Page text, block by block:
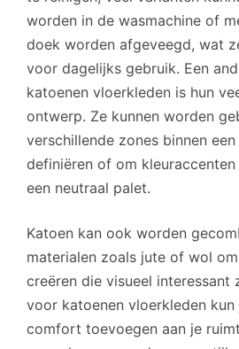
worden in de wasmachine of
doek worden afgeveegd, wat
voor dagelijks gebruik. Een
katoenen vloerkleden is hun
ontwerp. Ze kunnen worden
verschillende zones binnen
definiëren of om
een neutraal palet.
Katoen kan ook worden
materialen zoals jute of wol
creëren die visueel interessant
voor katoenen vloerkleden kun
comfort toevoegen aan je